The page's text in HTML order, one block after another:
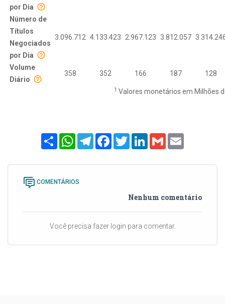
por Dia
Número de
Títulos
Negociados
por Dia
3.096.712 4.133.423 2.967.123 3.812.057
Volume
Diário
358 352 166 187 128
1 Valores monetários em Milhões
ShareWhatsAppTelegramFacebook
TwitterLinkedInGmail
COMENTÁRIOS
Nenhum comentário
Você precisa fazer login para comentar.